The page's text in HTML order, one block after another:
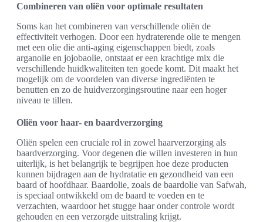
Combineren van oliën voor optimale resultaten
Soms kan het combineren van verschillende oliën de
effectiviteit verhogen. Door een hydraterende olie te mengen
met een olie die anti-aging eigenschappen biedt, zoals
arganolie en jojobaolie, ontstaat er een krachtige mix die
verschillende huidkwaliteiten ten goede komt. Dit maakt het
mogelijk om de voordelen van diverse ingrediënten te
benutten en zo de huidverzorgingsroutine naar een hoger
niveau te tillen.
Oliën voor haar- en baardverzorging
Oliën spelen een cruciale rol in zowel haarverzorging als
baardverzorging. Voor degenen die willen investeren in hun
uiterlijk, is het belangrijk te begrijpen hoe deze producten
kunnen bijdragen aan de hydratatie en gezondheid van een
baard of hoofdhaar. Baardolie, zoals de baardolie van Safwah,
is speciaal ontwikkeld om de baard te voeden en te
verzachten, waardoor het stugge haar onder controle wordt
gehouden en een verzorgde uitstraling krijgt.